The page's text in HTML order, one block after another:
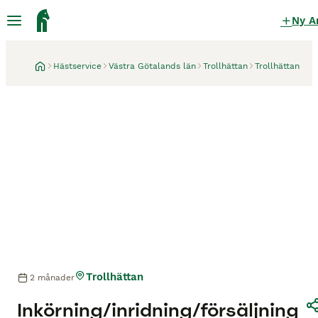
Ny
Hästservice Västra Götalands län Trollhättan Trollhättan
Inkörning/inridning/försäljning
2 månader Trollhättan